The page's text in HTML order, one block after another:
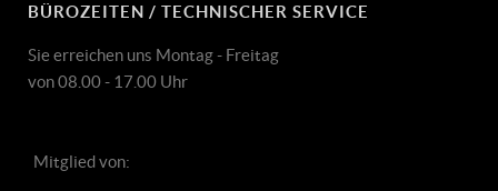
BÜROZEITEN / TECHNISCHER SERVICE
Sie erreichen uns Montag - Freitag
von 08.00 - 17.00 Uhr
Mitglied von: